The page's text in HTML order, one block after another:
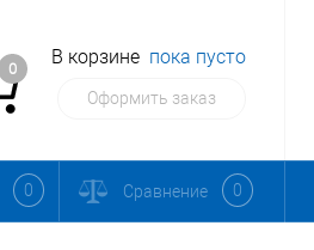
0
В корзине пока пусто
Оформить заказ
0 Сравнение 0